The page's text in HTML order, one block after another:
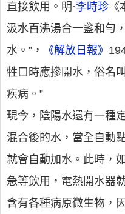
直接飲用。明·李時珍
汲水百沸湯合一盞和勻
水。”，
《解放日報》
牲口時應摻開水，俗名
疾病。”
現今，陰陽水還有一種
混合後的水，當全自動
就會自動加水。此時，
急等飲用，電熱開水器
含有各種病原微生物，